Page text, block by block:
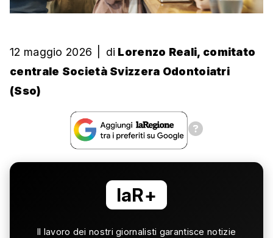
12 maggio 2026 di Lorenzo Reali, comitato
centrale Società Svizzera Odontoiatri
(Sso)
laR+
Il lavoro dei nostri giornalisti garantisce notizie